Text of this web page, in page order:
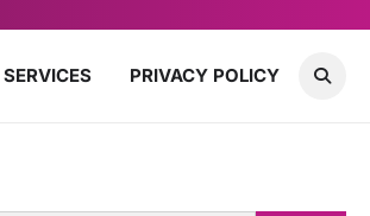
SERVICES PRIVACY POLICY